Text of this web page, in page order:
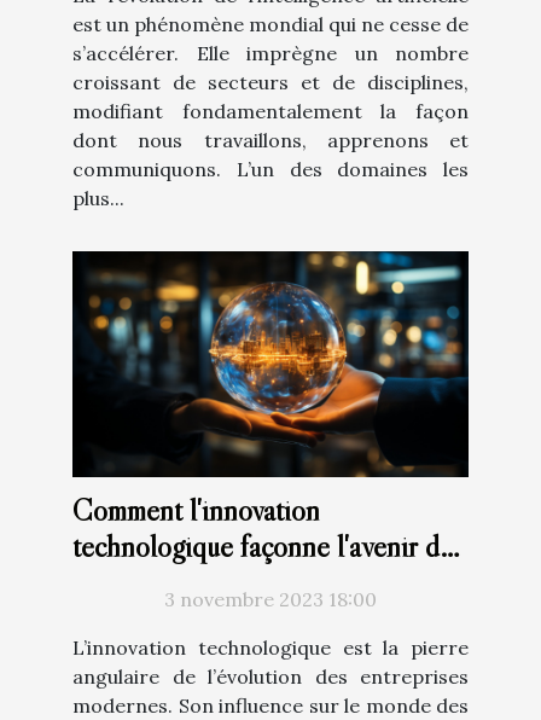
est un phénomène mondial qui ne cesse de
s’accélérer. Elle imprègne un nombre
croissant de secteurs et de disciplines,
modifiant fondamentalement la façon
dont nous travaillons, apprenons et
communiquons. L’un des domaines les
plus...
Comment l'innovation
technologique façonne l'avenir des
3 novembre 2023 18:00
L’innovation technologique est la pierre
angulaire de l’évolution des entreprises
modernes. Son influence sur le monde des